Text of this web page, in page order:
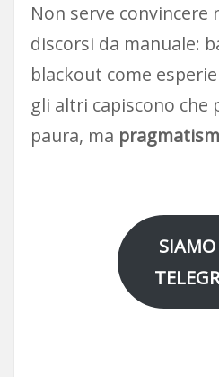
Non serve convincere
discorsi da manuale:
blackout come
gli altri capiscono che
paura, ma
SIAMO